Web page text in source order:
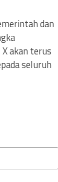
dan
akan terus
seluruh